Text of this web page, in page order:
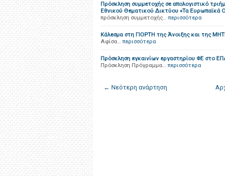
Πρόσκληση συμμετοχής σε απολογιστικό
Εθνικού Θεματικού Δικτύου «Τα Ευρωπαϊκά
πρόσκληση συμμετοχής… περισσότερα
Κάλεσμα στη ΓΙΟΡΤΗ της Άνοιξης και της
Αφίσα… περισσότερα
Πρόσκληση εγκαινίων εργαστηρίου ΦΕ στο
Πρόσκληση Πρόγραμμα… περισσότερα
← Νεότερη ανάρτηση